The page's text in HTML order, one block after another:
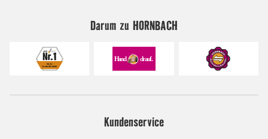
Darum zu HORNBACH
Kundenservice